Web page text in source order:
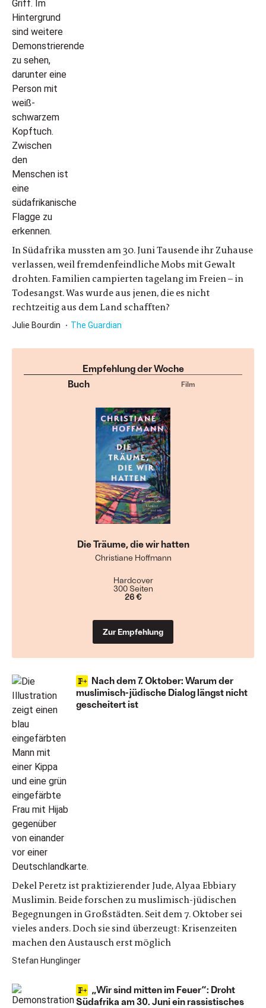
In Südafrika mussten am 30. Juni Tausende ihr Zuhause
verlassen, weil fremdenfeindliche Mobs mit Gewalt
drohten. Familien campierten tagelang im Freien – in
Todesangst. Was wurde aus jenen, die es nicht
rechtzeitig aus dem Land schafften?
Julie Bourdin The Guardian
Nach dem 7. Oktober: Warum der
muslimisch-jüdische Dialog längst nicht
gescheitert ist
Dekel Peretz ist praktizierender Jude, Alyaa Ebbiary
Muslimin. Beide forschen zu muslimisch-jüdischen
Begegnungen in Großstädten. Seit dem 7. Oktober sei
vieles anders. Doch sie sind überzeugt: Krisenzeiten
machen den Austausch erst möglich
Stefan Hunglinger
„Wir sind mitten im Feuer“: Droht
Südafrika am 30. Juni ein rassistisches
Empfehlung der Woche
Buch
Film
Die Träume, die wir hatten
Christiane Hoffmann
Hardcover
300 Seiten
26 €
Zur Empfehlung